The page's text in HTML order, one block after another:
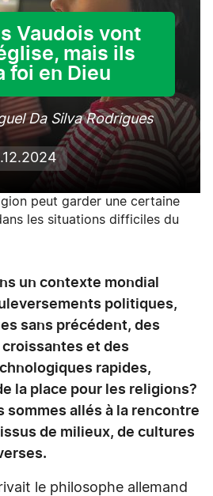
Vaudois vont
mais ils
foi en Dieu
Da Silva Rodrigues
peut garder une certaine
les situations difficiles du
un contexte mondial
politiques,
sans précédent, des
et des
rapides,
la place pour les religions?
sommes allés à la rencontre
de milieux, de cultures
le philosophe allemand